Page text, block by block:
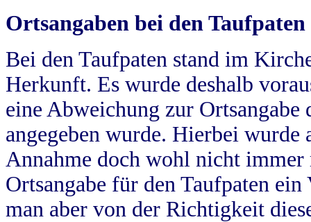
Ortsangaben bei den Taufpaten
Bei den Taufpaten stand im
Herkunft. Es wurde deshalb
eine Abweichung zur
angegeben wurde. Hierbei wurde
Annahme doch wohl nicht
Ortsangabe für den Taufpaten
man aber von der Richtigkeit